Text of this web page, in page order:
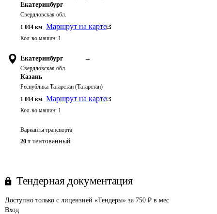
Екатеринбург
Свердловская обл.
1 014 км Маршрут на карте
Кол-во машин: 1
Екатеринбург →
Свердловская обл.
Казань
Республика Татарстан (Татарстан)
1 014 км Маршрут на карте
Кол-во машин: 1
Варианты транспорта
20 т тентованный
Тендерная документация
Доступно только с лицензией «Тендеры» за 750 ₽ в мес
Вход